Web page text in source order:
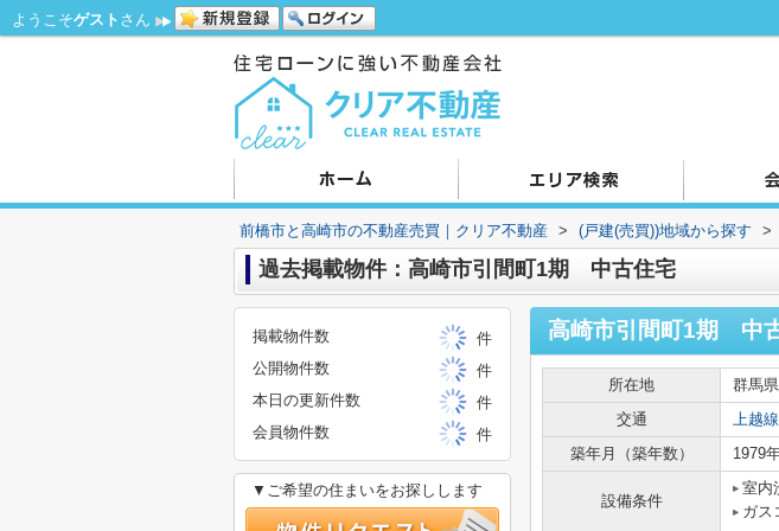
ようこそゲスト さん
前橋市と高崎市の不動産売買｜クリア不動産 > (戸建(売買))地域から探す >
過去掲載物件：高崎市引間町1期 中古住宅
高崎市引間町1期 中
所在地 群馬県
交通
上越線
築年月（築年数）
1979
設備条件
室内
ガス
掲載物件数
件
公開物件数
件
本日の更新件数
件
会員物件数
件
▼ご希望の住まいをお探しします